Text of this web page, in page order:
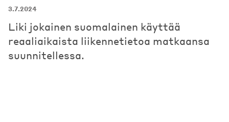
3.7.2024
Liki jokainen suomalainen käyttää
reaaliaikaista liikennetietoa matkaansa
suunnitellessa.